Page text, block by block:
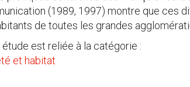
(1989, 1997) montre que ces
de toutes les grandes
est reliée à la catégorie :
et habitat